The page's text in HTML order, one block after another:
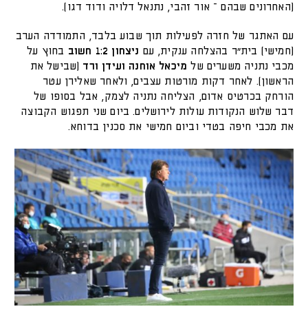
(האחרונים שבהם – אור זהבי, נתנאל דלויה ודוד דגו).
עם האתגר של חזרה לפעילות תוך שבוע בלבד, התמודדה הערב
(חמישי) בית"ר בהצלחה ענקית, עם ניצחון 1:2 חשוב
בחוץ על
מכבי נתניה משערים של מיכאל אוחנה ועידן ורד (שבישל את
הראשון). לאחר דקות מורטות עצבים, ולאחר שאלירן עטר
הורחק בכרטיס אדום, הצליחה נתניה לצמק, אבל בסופו של
דבר שלוש הנקודות עולות לירושלים. ביום שני תפגוש הקבוצה
את מכבי חיפה בטדי וביום חמישי את סכנין בדוחא.